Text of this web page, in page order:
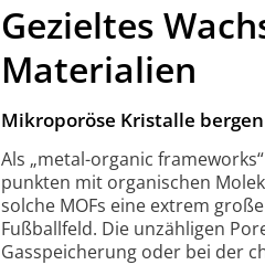
Gezieltes
Materialien
Mikroporöse Kristalle
Als „metal-organic
punkten mit orga­nischen
solche MOFs eine extrem
Fuß­ball­feld. Die unzäh­ligen
Gas­spei­che­rung oder bei der